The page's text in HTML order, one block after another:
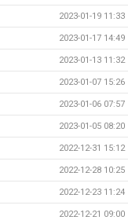
2023-01-19 11:33
2023-01-17 14:49
2023-01-13 11:32
2023-01-07 15:26
2023-01-06 07:57
2023-01-05 08:20
2022-12-31 15:12
2022-12-28 10:25
2022-12-23 11:24
2022-12-21 09:00